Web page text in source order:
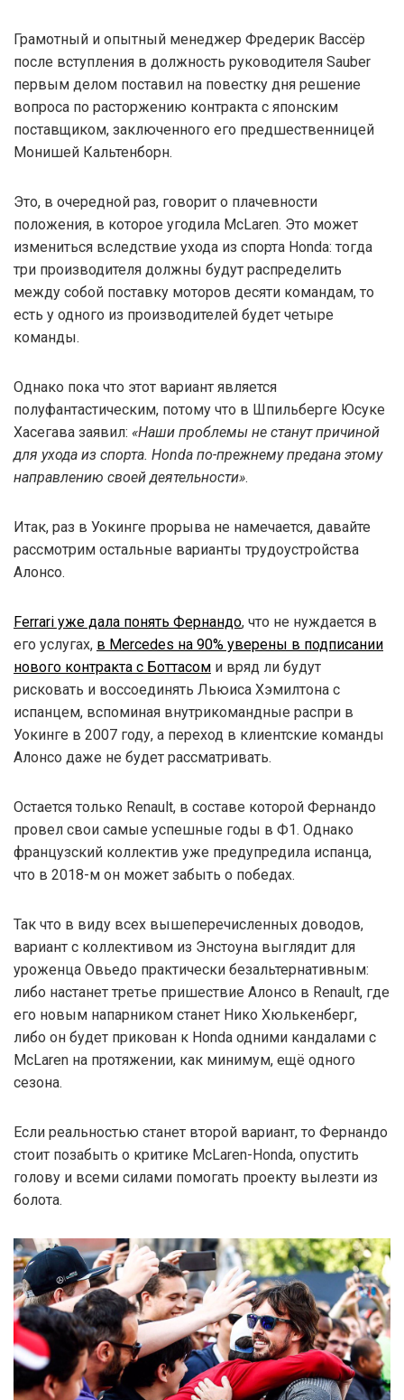
Грамотный и опытный менеджер Фредерик Вассёр
после вступления в должность руководителя Sauber
первым делом поставил на повестку дня решение
вопроса по расторжению контракта с японским
поставщиком, заключенного его предшественницей
Монишей Кальтенборн.
Это, в очередной раз, говорит о плачевности
положения, в которое угодила McLaren. Это может
измениться вследствие ухода из спорта Honda: тогда
три производителя должны будут распределить
между собой поставку моторов десяти командам, то
есть у одного из производителей будет четыре
команды.
Однако пока что этот вариант является
полуфантастическим, потому что в Шпильберге Юсуке
Хасегава заявил: «Наши проблемы не станут причиной
для ухода из спорта. Honda по-прежнему предана этому
направлению своей деятельности».
Итак, раз в Уокинге прорыва не намечается, давайте
рассмотрим остальные варианты трудоустройства
Алонсо.
Ferrari уже дала понять Фернандо, что не нуждается в
его услугах, в Mercedes на 90% уверены в подписании
нового контракта с Боттасом и вряд ли будут
рисковать и воссоединять Льюиса Хэмилтона с
испанцем, вспоминая внутрикомандные распри в
Уокинге в 2007 году, а переход в клиентские команды
Алонсо даже не будет рассматривать.
Остается только Renault, в составе которой Фернандо
провел свои самые успешные годы в Ф1. Однако
французский коллектив уже предупредила испанца,
что в 2018-м он может забыть о победах.
Так что в виду всех вышеперечисленных доводов,
вариант с коллективом из Энстоуна выглядит для
уроженца Овьедо практически безальтернативным:
либо настанет третье пришествие Алонсо в Renault, где
его новым напарником станет Нико Хюлькенберг,
либо он будет прикован к Honda одними кандалами с
McLaren на протяжении, как минимум, ещё одного
сезона.
Если реальностью станет второй вариант, то Фернандо
стоит позабыть о критике McLaren-Honda, опустить
голову и всеми силами помогать проекту вылезти из
болота.